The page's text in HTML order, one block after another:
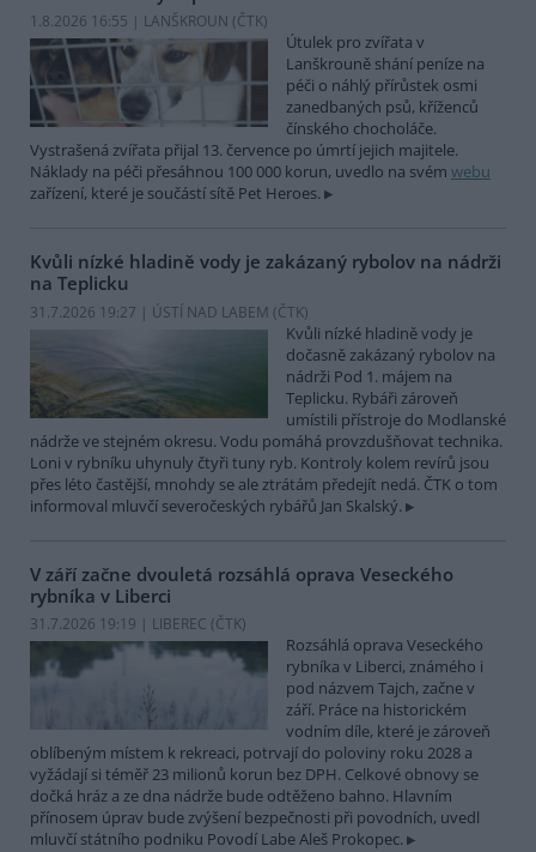
1.8.2026 16:55 | LANŠKROUN (ČTK)
Útulek pro zvířata v
Lanškrouně shání peníze na
péči o náhlý přírůstek osmi
zanedbaných psů, kříženců
čínského chocholáče.
Vystrašená zvířata přijal 13. července po úmrtí jejich majitele.
Náklady na péči přesáhnou 100 000 korun, uvedlo na svém webu
zařízení, které je součástí sítě Pet Heroes.
Kvůli nízké hladině vody je zakázaný rybolov na nádrži
na Teplicku
31.7.2026 19:27 | ÚSTÍ NAD LABEM (ČTK)
Kvůli nízké hladině vody je
dočasně zakázaný rybolov na
nádrži Pod 1. májem na
Teplicku. Rybáři zároveň
umístili přístroje do Modlanské
nádrže ve stejném okresu. Vodu pomáhá provzdušňovat technika.
Loni v rybníku uhynuly čtyři tuny ryb. Kontroly kolem revírů jsou
přes léto častější, mnohdy se ale ztrátám předejít nedá. ČTK o tom
informoval mluvčí severočeských rybářů Jan Skalský.
V září začne dvouletá rozsáhlá oprava Veseckého
rybníka v Liberci
31.7.2026 19:19 | LIBEREC (ČTK)
Rozsáhlá oprava Veseckého
rybníka v Liberci, známého i
pod názvem Tajch, začne v
září. Práce na historickém
vodním díle, které je zároveň
oblíbeným místem k rekreaci, potrvají do poloviny roku 2028 a
vyžádají si téměř 23 milionů korun bez DPH. Celkové obnovy se
dočká hráz a ze dna nádrže bude odtěženo bahno. Hlavním
přínosem úprav bude zvýšení bezpečnosti při povodních, uvedl
mluvčí státního podniku Povodí Labe Aleš Prokopec.